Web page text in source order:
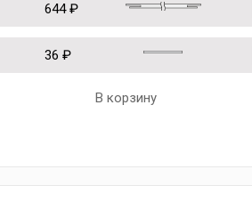
644 ₽
36 ₽
В корзину